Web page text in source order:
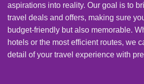
aspirations into reality. Our goal is to
travel deals and offers, making sure
budget-friendly but also memorable.
hotels or the most efficient routes, we
detail of your travel experience with